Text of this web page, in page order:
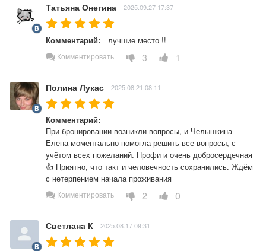
Татьяна Онегина 2025.09.27 17:37
Комментарий: лучшие место !!
Комментировать 3 1
Полина Лукас 2025.08.21 08:11
Комментарий:
При бронировании возникли вопросы, и Челышкина
Елена моментально помогла решить все вопросы, с
учётом всех пожеланий. Профи и очень добросердечная
👍 Приятно, что такт и человечность сохранились. Ждём
с нетерпением начала проживания
Комментировать 2 0
Светлана К 2025.08.17 09:31